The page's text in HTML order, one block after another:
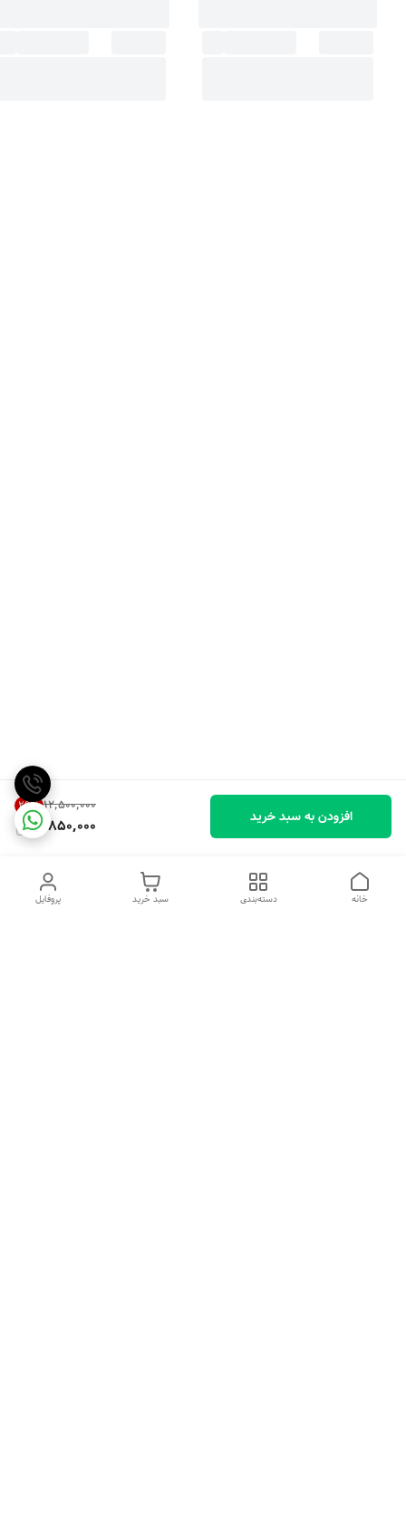
۱۲٬۵۰۰٬۰۰۰ 29%
8,850,000 افزودن به سبد خرید
پروفایل سبد خرید دسته‌بندی خانه